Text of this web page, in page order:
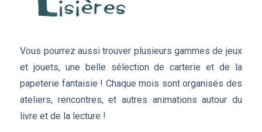
Vous pourrez aussi trouver plusieurs gammes de jeux
et jouets, une belle sélection de carterie et de la
papeterie fantaisie ! Chaque mois sont organisés des
ateliers, rencontres, et autres animations autour du
livre et de la lecture !